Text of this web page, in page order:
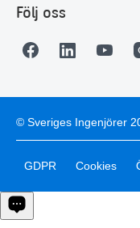
Följ oss
© Sveriges Ingenjörer
GDPR Cookies